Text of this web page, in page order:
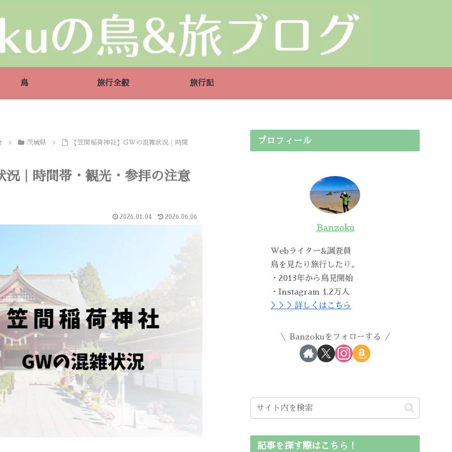
鳥 旅行全般 旅行記
茨城県 【笠間稲荷神社】GWの混雑状況｜時間
｜時間帯・観光・参拝の注意
2026.01.04 2026.06.06
プロフィール
Banzoku
Webライター&調査員
鳥を見たり旅行したり。
・2013年から鳥見開始
・Instagram 1.2万人
＞＞＞詳しくはこちら
Banzokuをフォローする
記事を探す際はこちら！